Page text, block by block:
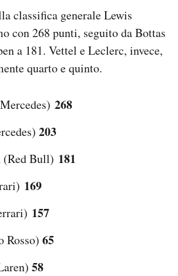
classifica generale Lewis
con 268 punti, seguito da Bottas
a 181. Vettel e Leclerc, invece,
quarto e quinto.
268
203
(Red Bull) 181
169
157
Rosso) 65
58